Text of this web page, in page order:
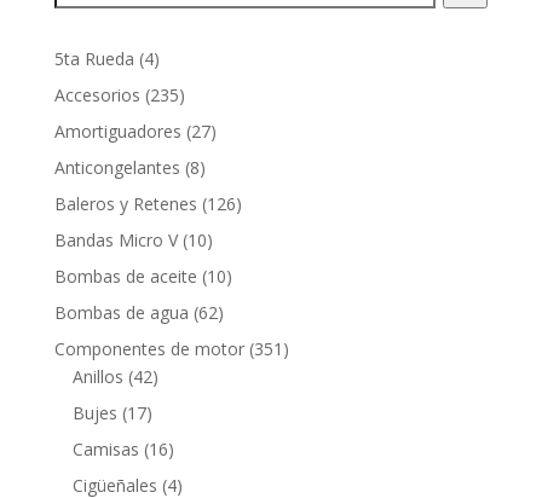
5ta Rueda 44
productos
Accesorios 235235
productos
Amortiguadores 2727
Anticongelantes 88
productos
Baleros y Retenes 126126
Bandas Micro V 1010
productos
Bombas de aceite 1010
Bombas de agua 6262
productos
Componentes de motor 351 351
Anillos 4242
Bujes 1717
productos
Camisas 1616
productos
Cigüeñales 44